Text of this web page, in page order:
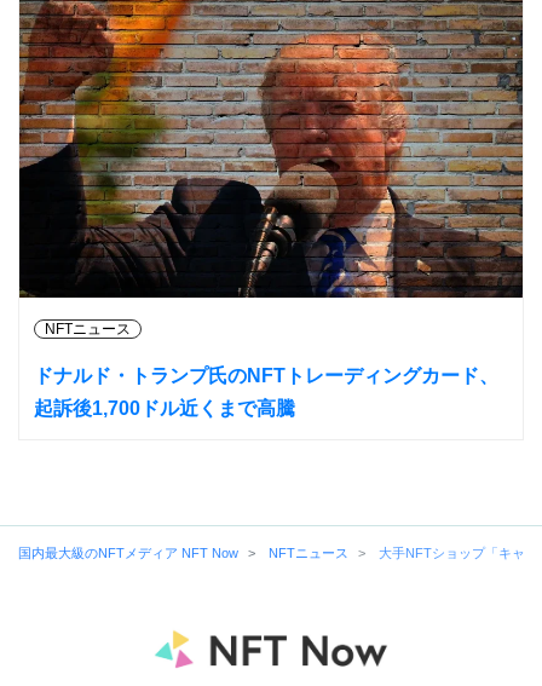
NFTニュース
ドナルド・トランプ氏のNFTトレーディングカード、
起訴後1,700ドル近くまで高騰
国内最大級のNFTメディア NFT Now NFTニュース 大手NFTショップ「キャ